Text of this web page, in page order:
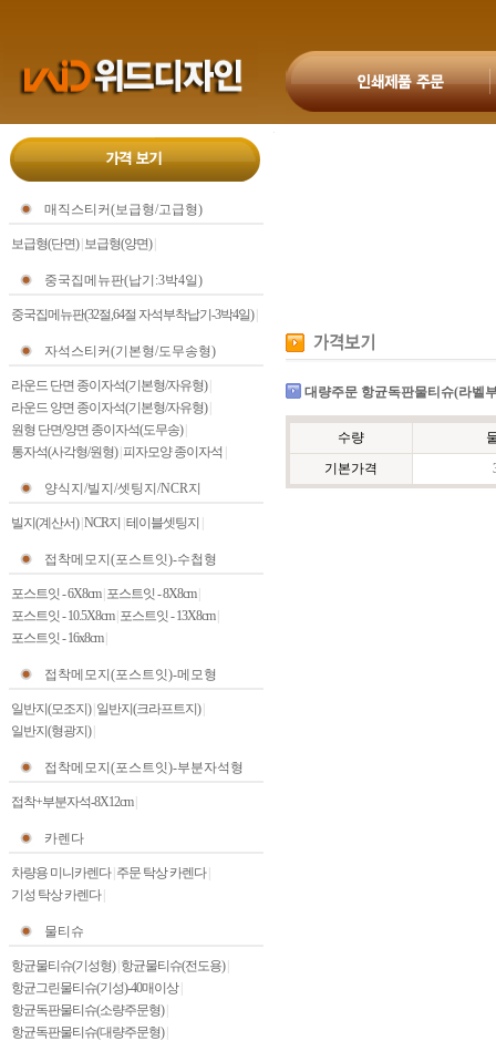
매직스티커(보급형/고급형)
보급형(단면)| 보급형(양면)|
중국집메뉴판(납기:3박4일)
중국집메뉴판(32절,64절 자석부착납기-3박4일)|
자석스티커(기본형/도무송형)
라운드 단면 종이자석(기본형/자유형)|
라운드 양면 종이자석(기본형/자유형)|
원형 단면/양면 종이자석(도무송)|
통자석(사각형/원형)| 피자모양 종이자석
양식지/빌지/셋팅지/NCR지
빌지(계산서)| NCR지 테이블셋팅지
접착메모지(포스트잇)-수첩형
포스트잇 - 6X8cm| 포스트잇 - 8X8cm|
포스트잇 - 10.5X8cm| 포스트잇 - 13X8cm|
포스트잇 - 16x8cm|
접착메모지(포스트잇)-메모형
일반지(모조지)| 일반지(크라프트지)|
일반지(형광지)|
접착메모지(포스트잇)-부분자석형
접착+부분자석-8X12cm|
카렌다
차량용 미니카렌다| 주문 탁상 카렌다|
기성 탁상 카렌다|
물티슈
항균물티슈(기성형)| 항균물티슈(전도용)|
항균그린물티슈(기성)-40매이상|
항균독판물티슈(소량주문형)|
항균독판물티슈(대량주문형)|
대량주문 항균독판물티슈(라벨
수량
기본가격